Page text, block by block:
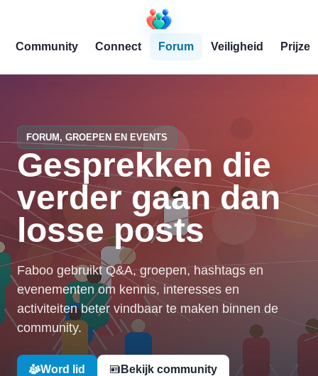
Community Connect Forum Veiligheid Prijzen
FORUM, GROEPEN EN EVENTS
Gesprekken die
verder gaan dan
losse posts
Faboo gebruikt Q&A, groepen, hashtags en
evenementen om kennis, interesses en
activiteiten beter vindbaar te maken binnen de
community.
Word lid Bekijk community